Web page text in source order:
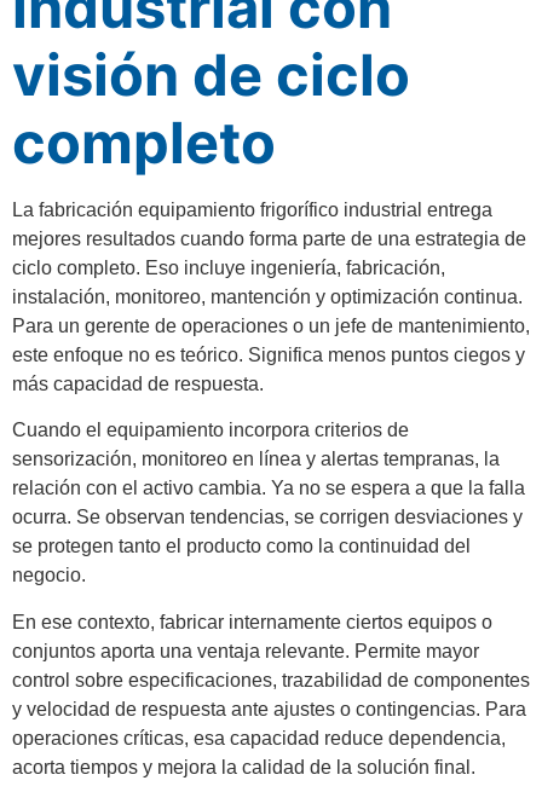
visión de ciclo
completo
La fabricación equipamiento frigorífico industrial entrega
mejores resultados cuando forma parte de una estrategia de
ciclo completo. Eso incluye ingeniería, fabricación,
instalación, monitoreo, mantención y optimización continua.
Para un gerente de operaciones o un jefe de mantenimiento,
este enfoque no es teórico. Significa menos puntos ciegos y
más capacidad de respuesta.
Cuando el equipamiento incorpora criterios de
sensorización, monitoreo en línea y alertas tempranas, la
relación con el activo cambia. Ya no se espera a que la falla
ocurra. Se observan tendencias, se corrigen desviaciones y
se protegen tanto el producto como la continuidad del
negocio.
En ese contexto, fabricar internamente ciertos equipos o
conjuntos aporta una ventaja relevante. Permite mayor
control sobre especificaciones, trazabilidad de componentes
y velocidad de respuesta ante ajustes o contingencias. Para
operaciones críticas, esa capacidad reduce dependencia,
acorta tiempos y mejora la calidad de la solución final.